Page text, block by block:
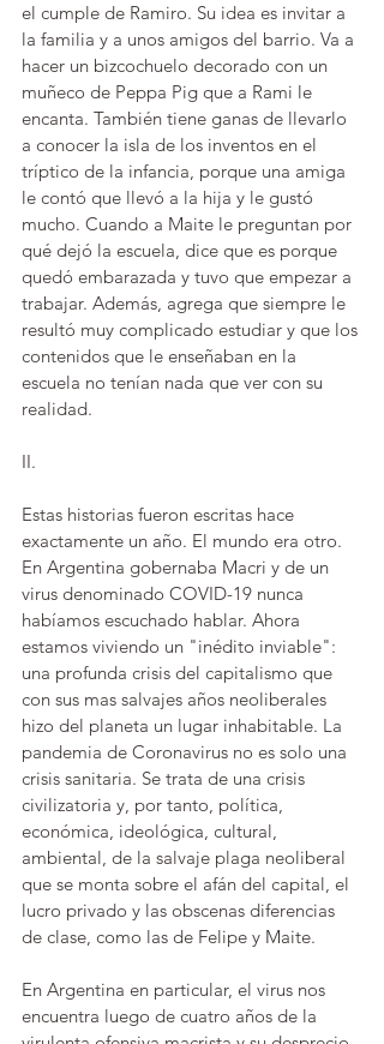
el cumple de Ramiro. Su idea es invitar a
la familia y a unos amigos del barrio. Va a
hacer un bizcochuelo decorado con un
muñeco de Peppa Pig que a Rami le
encanta. También tiene ganas de llevarlo
a conocer la isla de los inventos en el
tríptico de la infancia, porque una amiga
le contó que llevó a la hija y le gustó
mucho. Cuando a Maite le preguntan por
qué dejó la escuela, dice que es porque
quedó embarazada y tuvo que empezar a
trabajar. Además, agrega que siempre le
resultó muy complicado estudiar y que los
contenidos que le enseñaban en la
escuela no tenían nada que ver con su
realidad.
II.
Estas historias fueron escritas hace
exactamente un año. El mundo era otro.
En Argentina gobernaba Macri y de un
virus denominado COVID-19 nunca
habíamos escuchado hablar. Ahora
estamos viviendo un "inédito inviable":
una profunda crisis del capitalismo que
con sus mas salvajes años neoliberales
hizo del planeta un lugar inhabitable. La
pandemia de Coronavirus no es solo una
crisis sanitaria. Se trata de una crisis
civilizatoria y, por tanto, política,
económica, ideológica, cultural,
ambiental, de la salvaje plaga neoliberal
que se monta sobre el afán del capital, el
lucro privado y las obscenas diferencias
de clase, como las de Felipe y Maite.
En Argentina en particular, el virus nos
encuentra luego de cuatro años de la